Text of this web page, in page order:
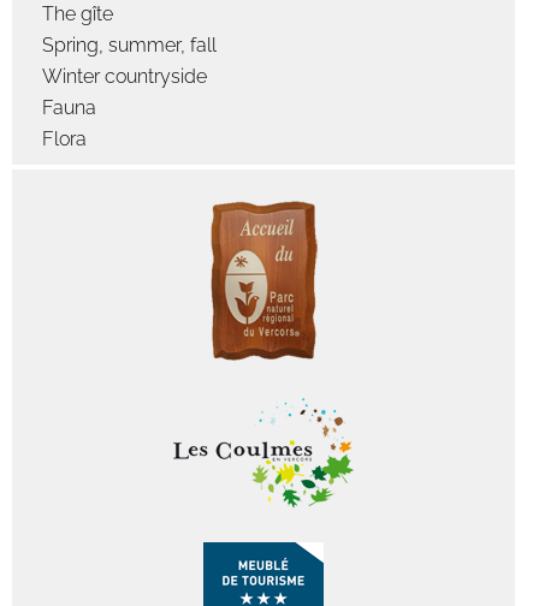
The gîte
Spring, summer, fall
Winter countryside
Fauna
Flora